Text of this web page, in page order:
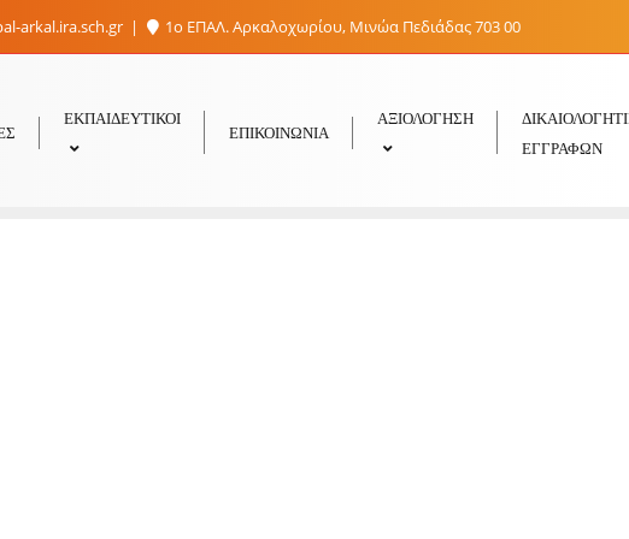
arkal.ira.sch.gr 1ο ΕΠΑΛ. Αρκαλοχωρίου, Μινώα Πεδιάδας 703 00
ΕΚΠΑΙΔΕΥΤΙΚΟΊ
ΕΠΙΚΟΙΝΩΝΊΑ
ΑΞΙΟΛΟΓΗΣΗ
ΕΓΓΡΑΦΏΝ